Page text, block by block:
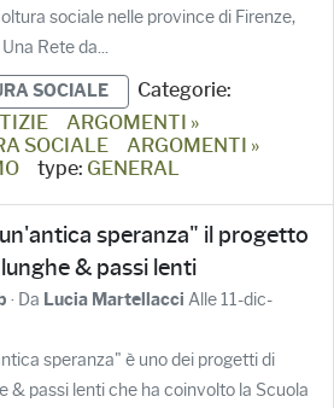
sociale nelle province di Firenze,
Rete da...
SOCIALE
Categorie:
ARGOMENTI »
SOCIALE
ARGOMENTI »
type: GENERAL
speranza" il progetto
& passi lenti
· Da Lucia Martellacci Alle 11-dic-
speranza" è uno dei progetti di
& passi lenti che ha coinvolto la Scuola